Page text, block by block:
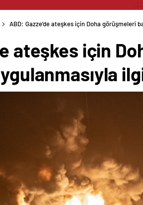
ABD: Gazze’de ateşkes için Doha görüşmeleri
ateşkes için